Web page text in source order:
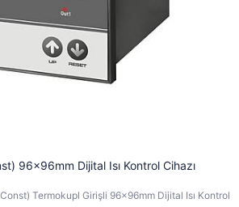
96x96mm Dijital Isı Kontrol Cihazı
Termokupl Girişli 96x96mm Dijital Isı Kontrol